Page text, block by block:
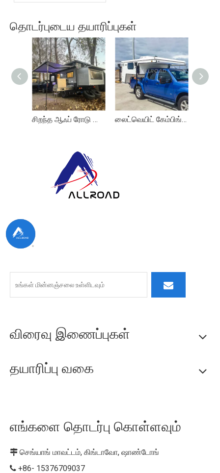
அடியில் தூங்குவதை
எப்போதையும் விட சிறப்பாக
ஆக்குகிறார்கள்
தொடர்புடைய தயாரிப்புகள்
சிறந்த ஆஃப் ரோடு ஹைப்ரிட் கேரவன் கேம்பிங் மற்றும் பாப் டாப் கேரவன் லைட்வெயிட் கேம்பிங்கிற்கான ஆஸ்திரேலியா பிக்கப் டிரக் கேம்பர்
அப்பாற்பட்டது: சிறந்த தயாரிப்புகள், பதிலளிக்கக்கூடிய சேவை
மற்றும் புதுமையான சிந்தனைகளை வழங்குவதன் மூலம் நீடித்த
விரைவு இணைப்புகள்
தயாரிப்பு வகை
எங்களை தொடர்பு கொள்ளவும்
 செங்யாங் மாவட்டம், கிங்டாவோ, ஷாண்டோங்
 +86- 15376709037